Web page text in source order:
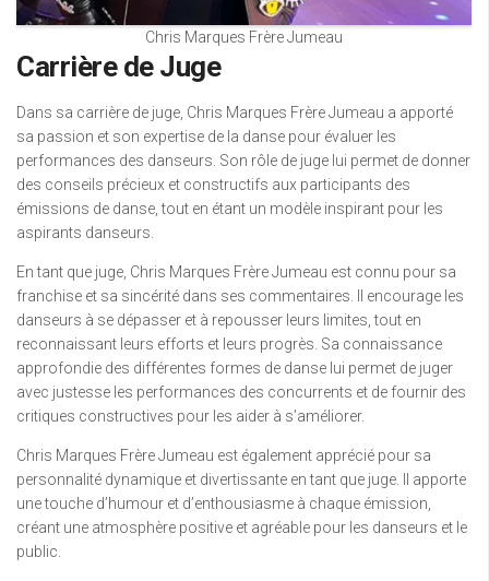
Chris Marques Frère Jumeau
Carrière de Juge
Dans sa carrière de juge, Chris Marques Frère Jumeau a apporté
sa passion et son expertise de la danse pour évaluer les
performances des danseurs. Son rôle de juge lui permet de donner
des conseils précieux et constructifs aux participants des
émissions de danse, tout en étant un modèle inspirant pour les
aspirants danseurs.
En tant que juge, Chris Marques Frère Jumeau est connu pour sa
franchise et sa sincérité dans ses commentaires. Il encourage les
danseurs à se dépasser et à repousser leurs limites, tout en
reconnaissant leurs efforts et leurs progrès. Sa connaissance
approfondie des différentes formes de danse lui permet de juger
avec justesse les performances des concurrents et de fournir des
critiques constructives pour les aider à s’améliorer.
Chris Marques Frère Jumeau est également apprécié pour sa
personnalité dynamique et divertissante en tant que juge. Il apporte
une touche d’humour et d’enthousiasme à chaque émission,
créant une atmosphère positive et agréable pour les danseurs et le
public.